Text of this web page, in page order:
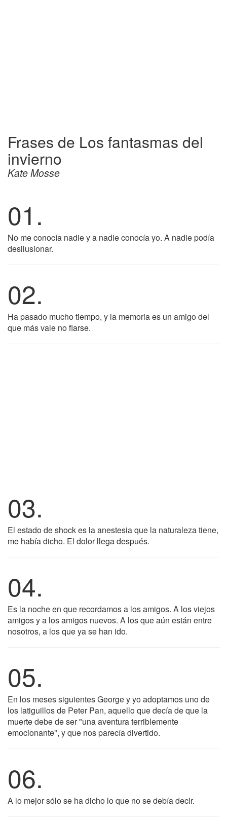
Frases de Los fantasmas del
invierno
Kate Mosse
01.
No me conocía nadie y a nadie conocía yo. A nadie podía
desilusionar.
02.
Ha pasado mucho tiempo, y la memoria es un amigo del
que más vale no fiarse.
03.
El estado de shock es la anestesia que la naturaleza tiene,
me había dicho. El dolor llega después.
04.
Es la noche en que recordamos a los amigos. A los viejos
amigos y a los amigos nuevos. A los que aún están entre
nosotros, a los que ya se han ido.
05.
En los meses siguientes George y yo adoptamos uno de
los latiguillos de Peter Pan, aquello que decía de que la
muerte debe de ser "una aventura terriblemente
emocionante", y que nos parecía divertido.
06.
A lo mejor sólo se ha dicho lo que no se debía decir.